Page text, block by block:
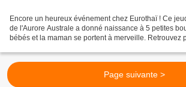
Encore un heureux événement chez Eurothaï ! Ce
de l'Aurore Australe a donné naissance à 5 petites
bébés et la maman se portent à merveille. Retrouvez
Page suivante >